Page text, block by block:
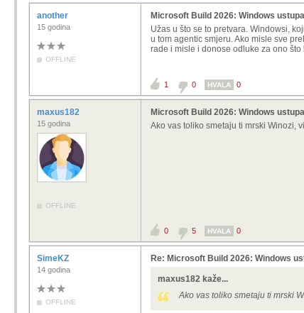
another
15 godina
OFFLINE
Microsoft Build 2026: Windows
Užas u što se to pretvara. Windowsi,
u tom agentic smjeru. Ako misle sve
rade i misle i donose odluke za ono što
1 0 HVALA 0
maxus182
15 godina
OFFLINE
Microsoft Build 2026: Windows
Ako vas toliko smetaju ti mrski Winozi,
0 5 HVALA 0
SimeKZ
14 godina
OFFLINE
Re: Microsoft Build 2026: Windows
maxus182 kaže...
Ako vas toliko smetaju ti mrski